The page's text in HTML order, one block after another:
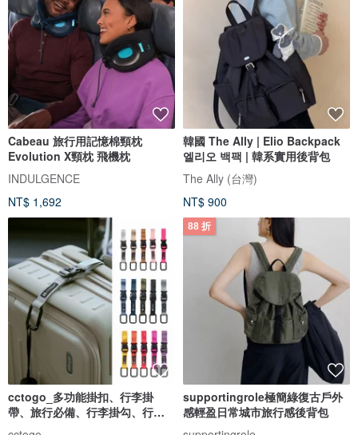
Cabeau 旅行用記憶棉頸枕
Evolution X頸枕 飛機枕
INDULGENCE
NT$ 1,692
韓國 The Ally | Elio Backpack
엘리오 백팩 | 韓系實用後背包
The Ally (台灣)
NT$ 900
cctogo_多功能掛扣、行李掛
帶、旅行必備、行李掛勾、行李
固定
88 折
supportingrole極簡綠復古戶外
感輕盈日常城市旅行感後背包